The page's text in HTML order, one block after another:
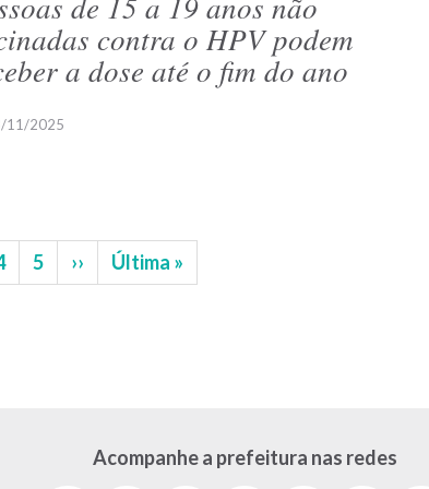
contra o HPV podem
a dose até o fim do ano
11/2025
Página
5
Próxima
página
››
Última
página
Última »
Acompanhe a prefeitura nas redes